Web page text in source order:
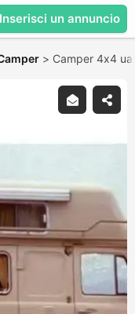
Inserisci un annuncio
> Camper 4x4